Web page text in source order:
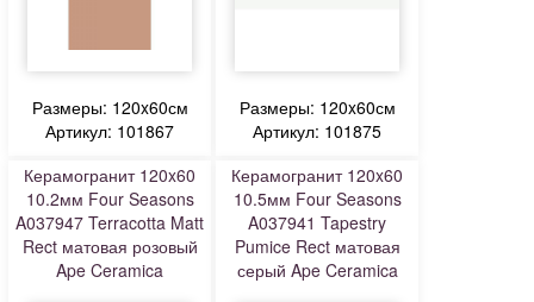
Размеры: 120x60см
Артикул: 101867
Размеры: 120x60см
Артикул: 101875
Керамогранит 120x60
10.2мм Four Seasons
A037947 Terracotta Matt
Rect матовая розовый
Ape Ceramica
Керамогранит 120x60
10.5мм Four Seasons
A037941 Tapestry
Pumice Rect матовая
серый Ape Ceramica